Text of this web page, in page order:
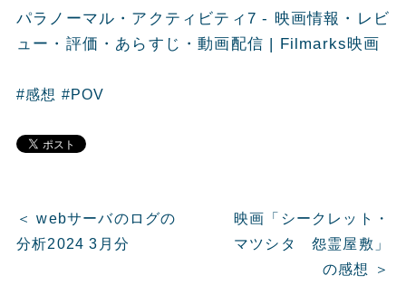
パラノーマル・アクティビティ7 - 映画情報・レビ
ュー・評価・あらすじ・動画配信 | Filmarks映画
#感想 #POV
＜ webサーバのログの
分析2024 3月分
映画「シークレット・
マツシタ 怨霊屋敷」
の感想 ＞